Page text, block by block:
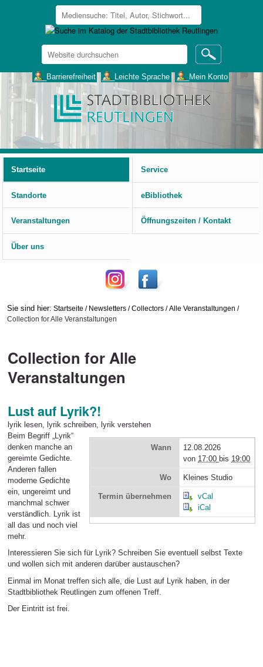
Website
durchsuchen
___Barrierefreiheit ___Leichte Sprache ___Mein Konto
Startseite
Service
Standorte eBibliothek
Veranstaltungen Öffnungszeiten / Kontakt
Über uns
Sie sind hier: Startseite / Newsletters /Collectors /Alle Veranstaltungen /
Collection for Alle Veranstaltungen
Collection for Alle
Veranstaltungen
Lust auf Lyrik?!
lyrik lesen, lyrik schreiben, lyrik verstehen
Wann
12.08.2026
von 17:00 bis 19:00
Wo Kleines Studio
Termin übernehmen
vCal
iCal
Beim Begriff „Lyrik“
denken manche an
gereimte Gedichte.
Anderen fallen
moderne Gedichte
ein, ungereimt und
manchmal schwer
verständlich. Lyrik ist
all das und noch viel
mehr.
Interessieren Sie sich für Lyrik? Schreiben Sie eventuell selbst Texte
und wollen sich mit anderen darüber austauschen?
Einmal im Monat treffen sich alle, die Lust auf Lyrik haben, in der
Stadtbibliothek Reutlingen zum offenen Treff.
Der Eintritt ist frei.